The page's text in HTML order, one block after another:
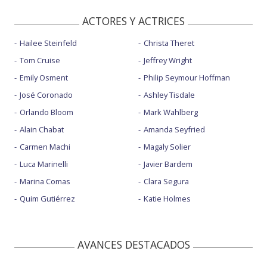
ACTORES Y ACTRICES
Hailee Steinfeld
Tom Cruise
Emily Osment
José Coronado
Orlando Bloom
Alain Chabat
Carmen Machi
Luca Marinelli
Marina Comas
Quim Gutiérrez
Christa Theret
Jeffrey Wright
Philip Seymour Hoffman
Ashley Tisdale
Mark Wahlberg
Amanda Seyfried
Magaly Solier
Javier Bardem
Clara Segura
Katie Holmes
AVANCES DESTACADOS